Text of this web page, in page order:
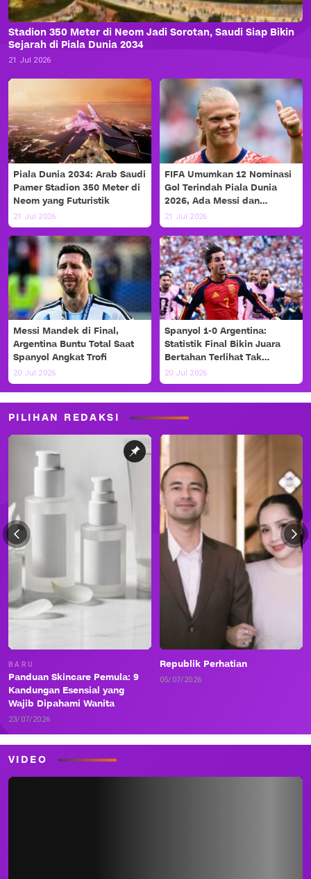
Stadion 350 Meter di Neom Jadi Sorotan, Saudi Siap Bikin
Sejarah di Piala Dunia 2034
21 Jul 2026
Piala Dunia 2034: Arab Saudi
Pamer Stadion 350 Meter di
Neom yang Futuristik
21 Jul 2026
FIFA Umumkan 12 Nominasi
Gol Terindah Piala Dunia
2026, Ada Messi dan
Haaland!
21 Jul 2026
Messi Mandek di Final,
Argentina Buntu Total Saat
Spanyol Angkat Trofi
20 Jul 2026
Spanyol 1-0 Argentina:
Statistik Final Bikin Juara
Bertahan Terlihat Tak
Berdaya
20 Jul 2026
PILIHAN REDAKSI
BARU
Panduan Skincare Pemula: 9
Kandungan Esensial yang
Wajib Dipahami Wanita
23/07/2026
Republik Perhatian
05/07/2026
VIDEO